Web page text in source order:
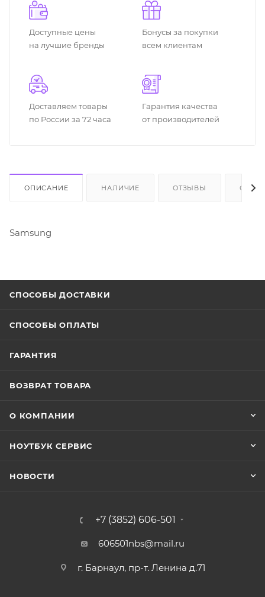
Доступные цены
на лучшие бренды
Бонусы за покупки
всем клиентам
Доставляем товары
по России за 72 часа
Гарантия качества
от производителей
ОПИСАНИЕ НАЛИЧИЕ ОТЗЫВЫ
Samsung
СПОСОБЫ ДОСТАВКИ
СПОСОБЫ ОПЛАТЫ
ГАРАНТИЯ
ВОЗВРАТ ТОВАРА
О КОМПАНИИ
НОУТБУК СЕРВИС
НОВОСТИ
+7 (3852) 606-501
606501nbs@mail.ru
г. Барнаул, пр-т. Ленина д.71